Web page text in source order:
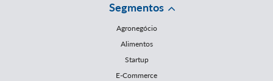
Segmentos
Agronegócio
Alimentos
Startup
E-Commerce